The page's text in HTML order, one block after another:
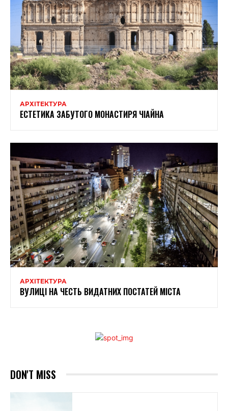
АРХІТЕКТУРА
ЕСТЕТИКА ЗАБУТОГО МОНАСТИРЯ ЧІАЙНА
АРХІТЕКТУРА
ВУЛИЦІ НА ЧЕСТЬ ВИДАТНИХ ПОСТАТЕЙ МІСТА
DON'T MISS